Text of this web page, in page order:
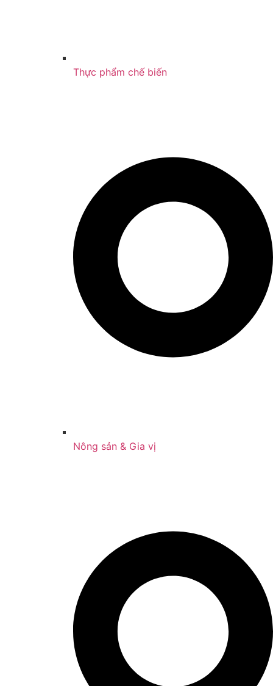
Thực phẩm chế biến
Nông sản & Gia vị